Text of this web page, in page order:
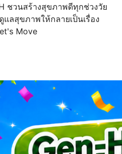
ชวนสร้างสุขภาพดีทุกช่วงวัย
ลสุขภาพให้กลายเป็นเรื่อง
Move